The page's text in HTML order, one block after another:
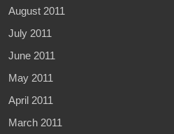
August 2011
July 2011
June 2011
May 2011
April 2011
March 2011